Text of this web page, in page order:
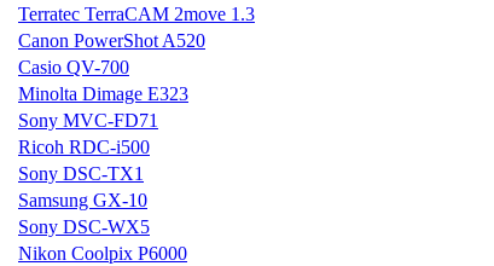
Terratec TerraCAM 2move 1.3
Canon PowerShot A520
Casio QV-700
Minolta Dimage E323
Sony MVC-FD71
Ricoh RDC-i500
Sony DSC-TX1
Samsung GX-10
Sony DSC-WX5
Nikon Coolpix P6000